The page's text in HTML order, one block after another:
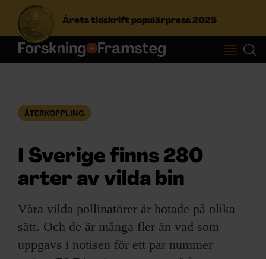
Årets tidskrift populärpress 2025
S
f
r
:
Logga in
NYHETSBREV
ÅTERKOPPLING
I Sverige finns 280
arter av vilda bin
Våra vilda pollinatörer är hotade på olika
sätt. Och de är många fler än vad som
uppgavs i notisen för ett par nummer